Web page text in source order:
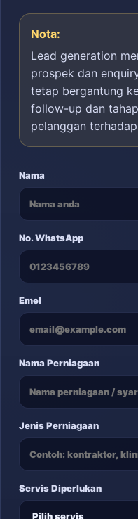
Nota:
Lead generation
prospek dan
tetap bergantung
follow-up dan
pelanggan
Nama
No. WhatsApp
Emel
Nama Perniagaan
Jenis Perniagaan
Servis Diperlukan